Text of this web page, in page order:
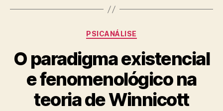
Categorias
PSICANÁLISE
O paradigma existencial
e fenomenológico na
teoria de Winnicott